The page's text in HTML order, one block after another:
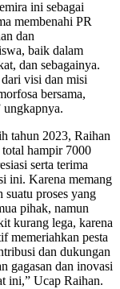
ini sebagai
membenahi PR
dan
baik dalam
dan sebagainya.
visi dan misi
bersama,
ungkapnya.
tahun 2023, Raihan
hampir 7000
serta terima
ini. Karena memang
suatu proses yang
pihak, namun
kurang lega, karena
memeriahkan pesta
dan dukungan
gagasan dan inovasi
ini,” Ucap Raihan.